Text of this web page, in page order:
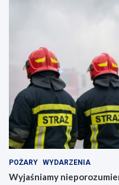
POŻARY WYDARZENIA
Wyjaśniamy